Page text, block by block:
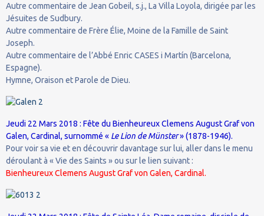
Autre commentaire de Jean Gobeil, s.j., La Villa Loyola, dirigée par les
Jésuites de Sudbury.
Autre commentaire de Frère Élie, Moine de la Famille de Saint
Joseph.
Autre commentaire de l’Abbé Enric CASES i Martín (Barcelona,
Espagne).
Hymne, Oraison et Parole de Dieu.
Jeudi 22 Mars 2018 : Fête du Bienheureux Clemens August Graf von
Galen, Cardinal, surnommé « Le Lion de Münster» (1878-1946).
Pour voir sa vie et en découvrir davantage sur lui, aller dans le menu
déroulant à « Vie des Saints » ou sur le lien suivant :
Bienheureux Clemens August Graf von Galen, Cardinal.